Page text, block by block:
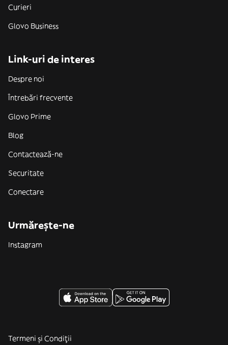
Curieri
Glovo Business
Link-uri de interes
Despre noi
Întrebări frecvente
Glovo Prime
Blog
Contactează-ne
Securitate
Conectare
Urmărește-ne
Instagram
Termeni și Condiții